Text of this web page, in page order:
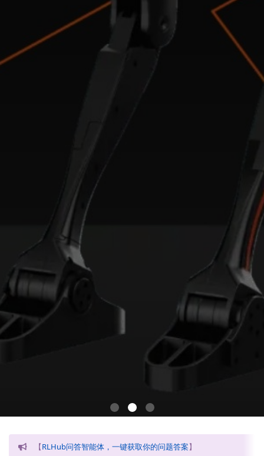
【RLHub问答智能体，一键获取你的问题答案】